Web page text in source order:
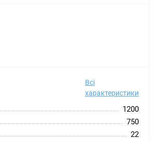
Всі
характеристики
1200
750
22